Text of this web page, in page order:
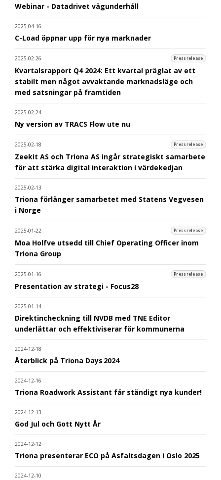
Webinar - Datadrivet vägunderhåll
2025-04-16
C-Load öppnar upp för nya marknader
2025-02-26 Pressrelease
Kvartalsrapport Q4 2024: Ett kvartal präglat av ett
stabilt men något avvaktande marknadsläge och
med satsningar på framtiden
2025-02-24
Ny version av TRACS Flow ute nu
2025-02-18 Pressrelease
Zeekit AS och Triona AS ingår strategiskt samarbete
för att stärka digital interaktion i värdekedjan
2025-02-13
Triona förlänger samarbetet med Statens Vegvesen
i Norge
2025-01-22 Pressrelease
Moa Holfve utsedd till Chief Operating Officer inom
Triona Group
2025-01-16 Pressrelease
Presentation av strategi - Focus28
2025-01-14
Direktincheckning till NVDB med TNE Editor
underlättar och effektiviserar för kommunerna
2024-12-18
Återblick på Triona Days 2024
2024-12-16
Triona Roadwork Assistant får ständigt nya kunder!
2024-12-13
God Jul och Gott Nytt År
2024-12-12
Triona presenterar ECO på Asfaltsdagen i Oslo 2025
2024-12-10